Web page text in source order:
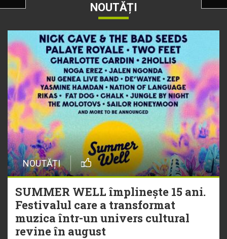
NOUTĂȚI
NOUTĂȚI
SUMMER WELL împlinește 15 ani.
Festivalul care a transformat
muzica într-un univers cultural
revine în august